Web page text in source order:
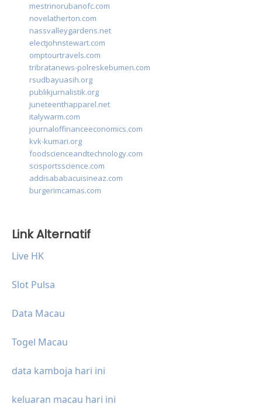
mestrinorubanofc.com
novelatherton.com
nassvalleygardens.net
electjohnstewart.com
omptourtravels.com
tribratanews-polreskebumen.com
rsudbayuasih.org
publikjurnalistik.org
juneteenthapparel.net
italywarm.com
journaloffinanceeconomics.com
kvk-kumari.org
foodscienceandtechnology.com
scisportsscience.com
addisababacuisineaz.com
burgerimcamas.com
Link Alternatif
Live HK
Slot Pulsa
Data Macau
Togel Macau
data kamboja hari ini
keluaran macau hari ini